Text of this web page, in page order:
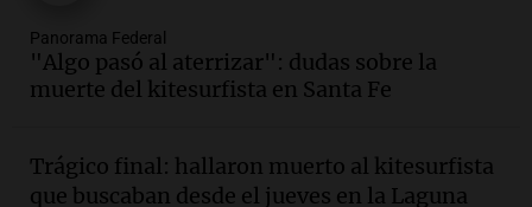
edificios y proyecta una casa del
estudiante con 48 municipios
involucrados
Episodios
Audio.1° gol de Rosario Central a
Panorama Federal
"Algo pasó al aterrizar": dudas sobre la
muerte del kitesurfista en Santa Fe
Trágico final: hallaron muerto al kitesurfista
que buscaban desde el jueves en la Laguna